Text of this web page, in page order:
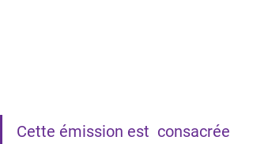
Cette émission est  consacrée